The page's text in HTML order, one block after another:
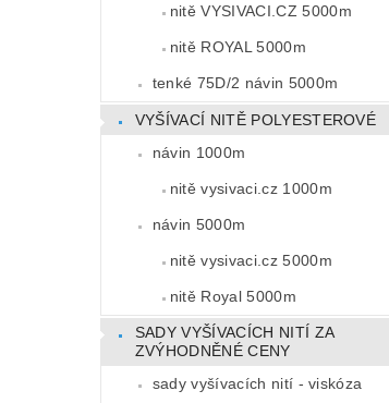
nitě VYSIVACI.CZ 5000m
nitě ROYAL 5000m
tenké 75D/2 návin 5000m
VYŠÍVACÍ NITĚ POLYESTEROVÉ
návin 1000m
nitě vysivaci.cz 1000m
návin 5000m
nitě vysivaci.cz 5000m
nitě Royal 5000m
SADY VYŠÍVACÍCH NITÍ ZA
ZVÝHODNĚNÉ CENY
sady vyšívacích nití - viskóza